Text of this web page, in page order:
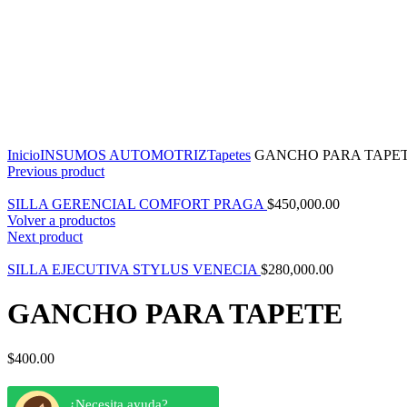
InicioINSUMOS AUTOMOTRIZTapetes GANCHO PARA
Previous product
SILLA GERENCIAL COMFORT PRAGA $450,000.00
Volver a productos
Next product
SILLA EJECUTIVA STYLUS VENECIA $280,000.00
GANCHO PARA TAPETE
$400.00